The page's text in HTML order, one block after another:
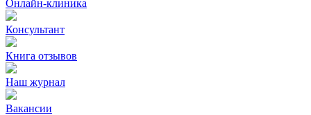
Онлайн-клиника
Консультант
Книга отзывов
Наш журнал
Вакансии